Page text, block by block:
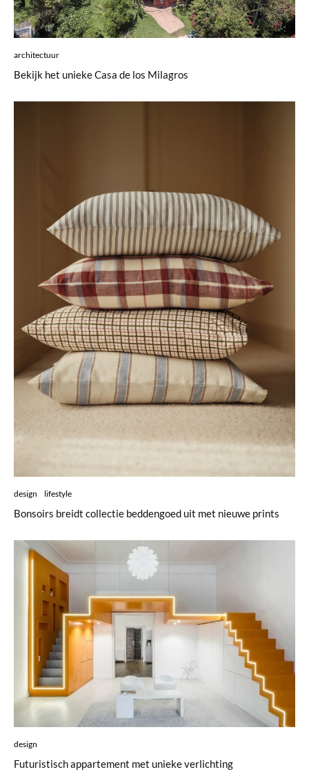
architectuur
Bekijk het unieke Casa de los Milagros
design lifestyle
Bonsoirs breidt collectie beddengoed uit met nieuwe prints
design
Futuristisch appartement met unieke verlichting